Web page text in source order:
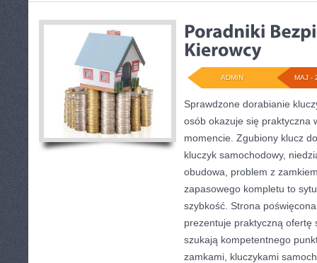
MAJ -
ADMIN
Sprawdzone dorabianie
osób okazuje się praktyczna
momencie. Zgubiony klucz
kluczyk samochodowy,
obudowa, problem z
zapasowego kompletu to
szybkość. Strona
prezentuje praktyczną ofertę
szukają kompetentnego
zamkami, kluczykami